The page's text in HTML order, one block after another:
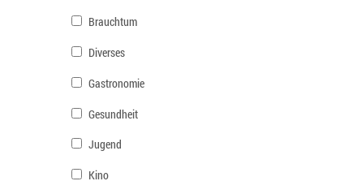
Brauchtum
Diverses
Gastronomie
Gesundheit
Jugend
Kino